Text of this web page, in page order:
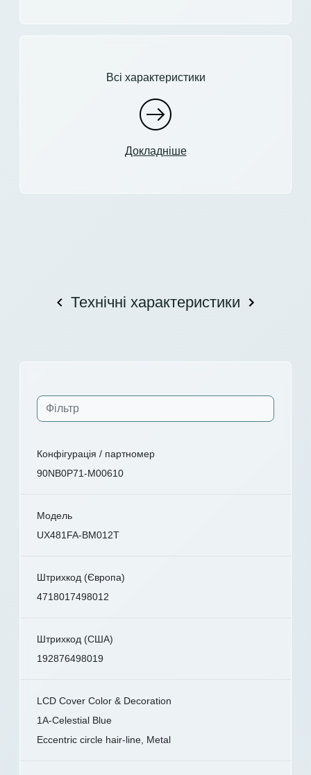
Всі характеристики
Докладніше
Технічні характеристики
Конфігурація / партномер
90NB0P71-M00610
Модель
UX481FA-BM012T
Штрихкод (Європа)
4718017498012
Штрихкод (США)
192876498019
LCD Cover Color & Decoration
1A-Celestial Blue
Eccentric circle hair-line, Metal